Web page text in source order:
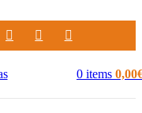
0 items 0,00